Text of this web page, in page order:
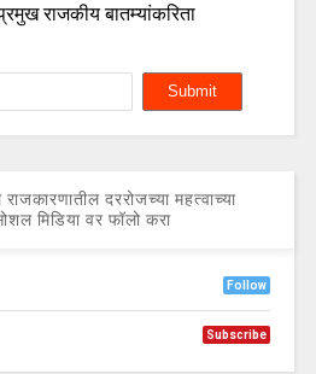
राजकीय बातम्यांकरिता
दररोजच्या महत्वाच्या
मिडिया वर फॉलो करा
Follow
Subscribe